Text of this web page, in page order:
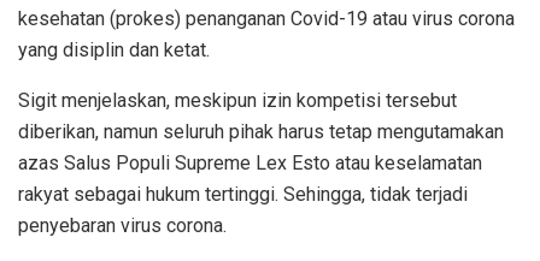
kesehatan (prokes) penanganan Covid-19 atau virus corona
yang disiplin dan ketat.
Sigit menjelaskan, meskipun izin kompetisi tersebut
diberikan, namun seluruh pihak harus tetap mengutamakan
azas Salus Populi Supreme Lex Esto atau keselamatan
rakyat sebagai hukum tertinggi. Sehingga, tidak terjadi
penyebaran virus corona.